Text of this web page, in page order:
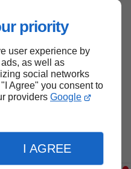
priority
user experience by
as well as
social networks
Agree" you consent to
providers Google
I AGREE
page